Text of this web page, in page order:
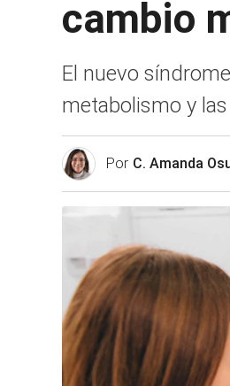
cambio
El nuevo
metabolismo y
Por C. Amanda